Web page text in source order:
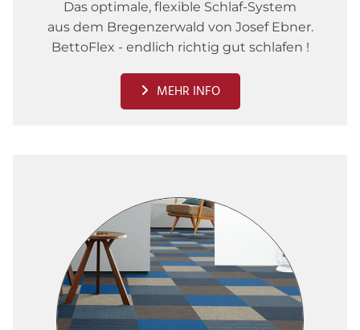
Das optimale, flexible Schlaf-System
aus dem Bregenzerwald von Josef Ebner.
BettoFlex - endlich richtig gut schlafen !
MEHR INFO